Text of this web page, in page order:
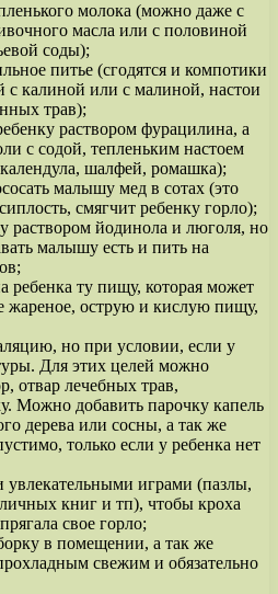
молока (можно даже с
масла или с половиной
соды);
питье (сгодятся и компотики
с калиной или с малиной, настои
трав);
раствором фурацилина, а
с содой, тепленьким настоем
шалфей, ромашка);
малышу мед в сотах (это
смягчит ребенку горло);
раствором йодинола и люголя, но
малышу есть и пить на
ребенка ту пищу, которая может
жареное, острую и кислую пищу,
но при условии, если у
Для этих целей можно
отвар лечебных трав,
Можно добавить парочку капель
дерева или сосны, а так же
только если у ребенка нет
увлекательными играми (пазлы,
книг и тп), чтобы кроха
свое горло;
в помещении, а так же
свежим и обязательно